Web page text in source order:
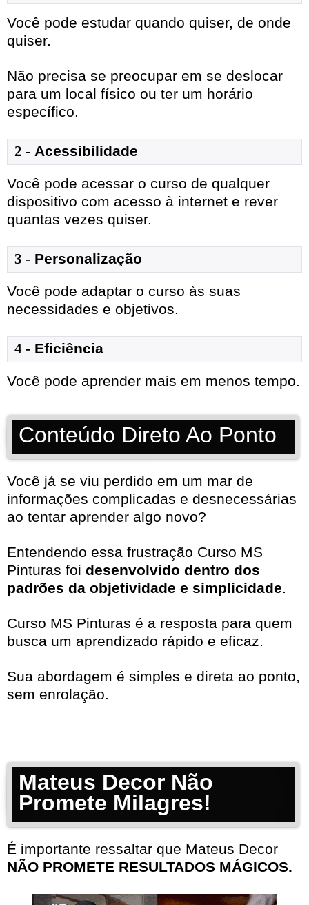
Você pode estudar quando quiser, de onde
quiser.
Não precisa se preocupar em se deslocar
para um local físico ou ter um horário
específico.
2 - Acessibilidade
Você pode acessar o curso de qualquer
dispositivo com acesso à internet e rever
quantas vezes quiser.
3 - Personalização
Você pode adaptar o curso às suas
necessidades e objetivos.
4 - Eficiência
Você pode aprender mais em menos tempo.
Conteúdo Direto Ao Ponto
Você já se viu perdido em um mar de
informações complicadas e desnecessárias
ao tentar aprender algo novo?
Entendendo essa frustração Curso MS
Pinturas foi desenvolvido dentro dos
padrões da objetividade e simplicidade.
Curso MS Pinturas é a resposta para quem
busca um aprendizado rápido e eficaz.
Sua abordagem é simples e direta ao ponto,
sem enrolação.
Mateus Decor Não
Promete Milagres!
É importante ressaltar que Mateus Decor
NÃO PROMETE RESULTADOS MÁGICOS.